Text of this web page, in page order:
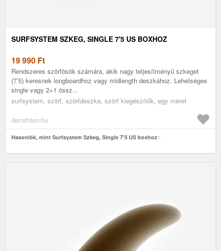
SURFSYSTEM SZKEG, SINGLE 7'5 US BOXHOZ
19 990 Ft
Rendszeres szörfösök számára, akik nagy teljesítményű szkeget
(7’5) keresnek longboardhoz vagy midlength deszkához. Lehetséges
single vagy 2+1 össz...
surfsystem, szörf, szörfdeszka, szörf kiegészítők, egy méret
decathlon.hu
Hasonlók, mint Surfsystem Szkeg, Single 7'5 US boxhoz